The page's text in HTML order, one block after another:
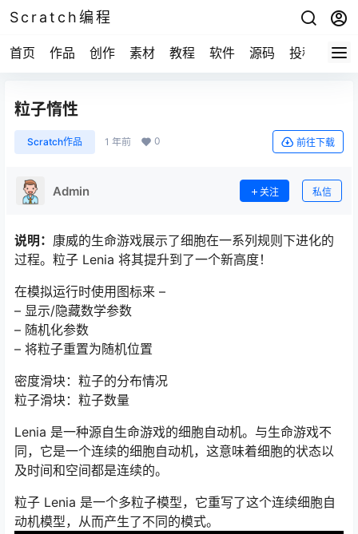
Scratch编程
首页 作品 创作 素材 教程 软件 源码 投稿 关于
粒子惰性
Scratch作品 1 年前 0 前往下载
Admin 关注 私信
说明： 康威的生命游戏展示了细胞在一系列规则下进化的
过程。粒子 Lenia 将其提升到了一个新高度！
在模拟运行时使用图标来 –
– 显示/隐藏数学参数
– 随机化参数
– 将粒子重置为随机位置
密度滑块：粒子的分布情况
粒子滑块：粒子数量
Lenia 是一种源自生命游戏的细胞自动机。与生命游戏不
同，它是一个连续的细胞自动机，这意味着细胞的状态以
及时间和空间都是连续的。
粒子 Lenia 是一个多粒子模型，它重写了这个连续细胞自
动机模型，从而产生了不同的模式。